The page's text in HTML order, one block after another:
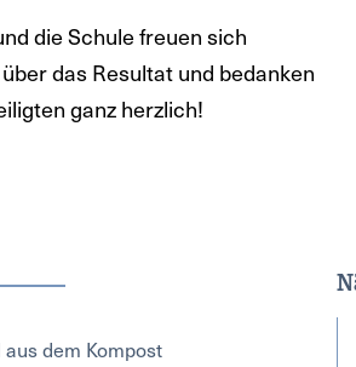
die Schule freuen sich
das Resultat und bedanken
ganz herzlich!
dem Kompost